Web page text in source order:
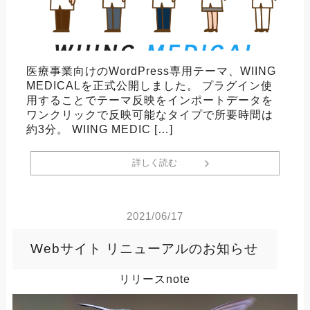
医療事業向けのWordPress専用テーマ、WIING
MEDICALを正式公開しました。 プラグイン使
用することでテーマ反映をインポートデータを
ワンクリックで反映可能なタイプで所要時間は
約3分。 WIING MEDIC […]
詳しく読む
2021/06/17
Webサイト リニューアルのお知らせ
リリースnote